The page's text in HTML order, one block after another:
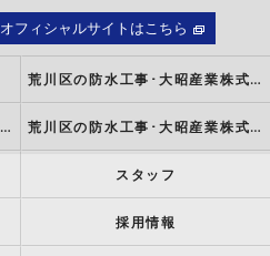
オフィシャルサイトはこちら
荒川区の防水工事･大昭産業株式会社の口コミ情報
荒川区の防水工事･大昭産業株式会社の評判 荒川区の防水工事･大昭産業株式会社のお客様の声
スタッフ
採用情報